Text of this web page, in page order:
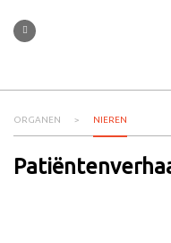
ORGANEN NIEREN